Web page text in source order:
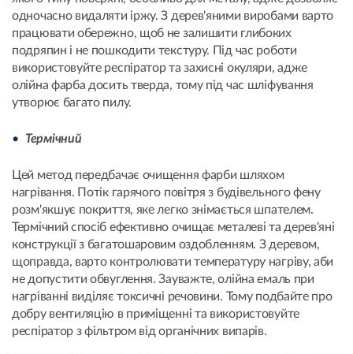
одночасно видаляти іржу. З дерев'яними виробами варто
працювати обережно, щоб не залишити глибоких
подряпин і не пошкодити текстуру. Під час роботи
використовуйте респіратор та захисні окуляри, адже
олійна фарба досить тверда, тому під час шліфування
утворює багато пилу.
Термічний
Цей метод передбачає очищення фарби шляхом
нагрівання. Потік гарячого повітря з будівельного фену
розм'якшує покриття, яке легко знімається шпателем.
Термічний спосіб ефективно очищає металеві та дерев'яні
конструкції з багатошаровим оздобленням. З деревом,
щоправда, варто контролювати температуру нагріву, аби
не допустити обвуглення. Зауважте, олійна емаль при
нагріванні виділяє токсичні речовини. Тому подбайте про
добру вентиляцію в приміщенні та використовуйте
респіратор з фільтром від органічних випарів.